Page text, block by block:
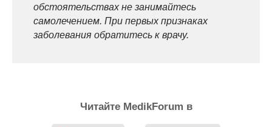
обстоятельствах не занимайтесь
самолечением. При первых признаках
заболевания обратитесь к врачу.
Читайте MedikForum в